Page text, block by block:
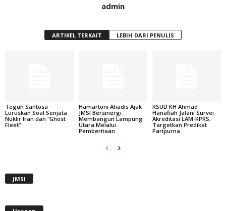
admin
ARTIKEL TERKAIT LEBIH DARI PENULIS
Teguh Santosa
Luruskan Soal Senjata
Nuklir Iran dan “Ghost
Fleet”
Hamartoni Ahadis Ajak
JMSI Bersinergi
Membangun Lampung
Utara Melalui
Pemberitaan
RSUD KH Ahmad
Hanafiah Jalani Survei
Akreditasi LAM-KPRS,
Targetkan Predikat
Paripurna
JMSI